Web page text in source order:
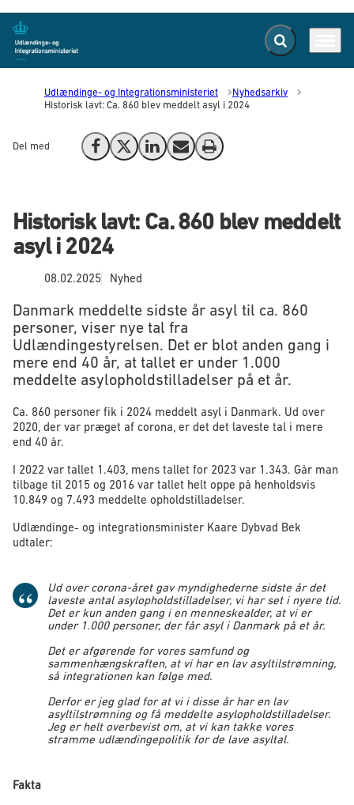
Gå til forsiden Fold søgefelt ud
Udlændinge- og Integrationsministeriet
Nyhedsarkiv
Historisk lavt: Ca. 860 blev meddelt asyl i 2024
Del med Del på Facebook
Del på X (Twitter)
Del på LinkedIn
Send email
Print
Historisk lavt: Ca. 860 blev meddelt
asyl i 2024
08.02.2025 Nyhed
Danmark meddelte sidste år asyl til ca. 860
personer, viser nye tal fra
Udlændingestyrelsen. Det er blot anden gang i
mere end 40 år, at tallet er under 1.000
meddelte asylopholdstilladelser på et år.
Ca. 860 personer fik i 2024 meddelt asyl i Danmark. Ud over
2020, der var præget af corona, er det det laveste tal i mere
end 40 år.
I 2022 var tallet 1.403, mens tallet for 2023 var 1.343. Går man
tilbage til 2015 og 2016 var tallet helt oppe på henholdsvis
10.849 og 7.493 meddelte opholdstilladelser.
Udlændinge- og integrationsminister Kaare Dybvad Bek
udtaler:
Ud over corona-året gav myndighederne sidste år det
laveste antal asylopholdstilladelser, vi har set i nyere tid.
Det er kun anden gang i en menneskealder, at vi er
under 1.000 personer, der får asyl i Danmark på et år.
Det er afgørende for vores samfund og
sammenhængskraften, at vi har en lav asyltilstrømning,
så integrationen kan følge med.
Derfor er jeg glad for at vi i disse år har en lav
asyltilstrømning og få meddelte asylopholdstilladelser.
Jeg er helt overbevist om, at vi kan takke vores
stramme udlændingepolitik for de lave asyltal.
Fakta